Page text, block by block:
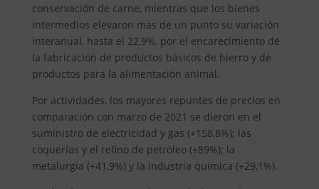
conservación de carne, mientras que los bienes
intermedios elevaron más de un punto su variación
interanual, hasta el 22,9%, por el encarecimiento de
la fabricación de productos básicos de hierro y de
productos para la alimentación animal.
Por actividades, los mayores repuntes de precios en
comparación con marzo de 2021 se dieron en el
suministro de electricidad y gas (+158,8%); las
coquerías y el refino de petróleo (+89%); la
metalurgia (+41,9%) y la industria química (+29,1%).